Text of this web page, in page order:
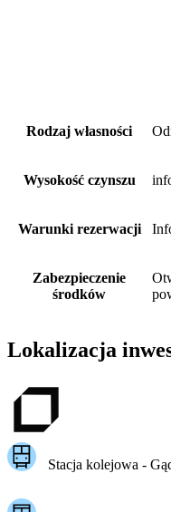
Rodzaj własności
Wysokość czynszu
Warunki rezerwacji
Zabezpieczenie
środków
Lokalizacja
Stacja kolejowa -